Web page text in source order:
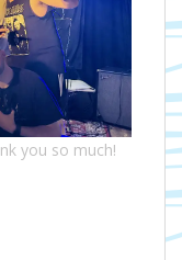
you so much!